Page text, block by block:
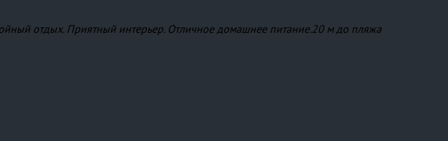
отдых. Приятный интерьер. Отличное домашнее питание.20 м до пляжа